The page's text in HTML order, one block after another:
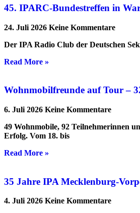
45. IPARC-Bundestreffen in
24. Juli 2026 Keine Kommentare
Der IPA Radio Club der Deutschen
Read More »
Wohnmobilfreunde auf Tour –
6. Juli 2026 Keine Kommentare
49 Wohnmobile, 92 Teilnehmerinnen
Erfolg. Vom 18. bis
Read More »
35 Jahre IPA Mecklenburg-
4. Juli 2026 Keine Kommentare